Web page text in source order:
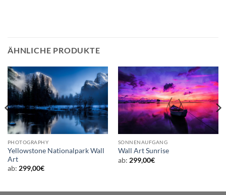
ÄHNLICHE PRODUKTE
PHOTOGRAPHY
Yellowstone Nationalpark Wall
Art
ab: 299,00€
SONNENAUFGANG
Wall Art Sunrise
ab: 299,00€